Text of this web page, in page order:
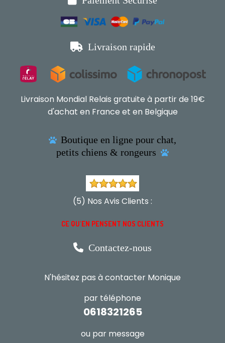
 Livraison rapide
Livraison Mondial Relais gratuite à partir de 19€
d'achat en France et en Belgique
 Boutique en ligne pour chat,
petits chiens & rongeurs

(5) Nos Avis Clients :
CE QU'EN PENSENT NOS CLIENTS
 Contactez-nous
N'hésitez pas à contacter Monique
par téléphone
0618321265
ou par message